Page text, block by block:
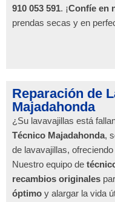
910 053 591. ¡Confíe en
prendas secas y en
Reparación de
Majadahonda
¿Su lavavajillas está
Técnico Majadahonda,
de lavavajillas, ofreciendo
Nuestro equipo de
recambios originales
óptimo y alargar la vida